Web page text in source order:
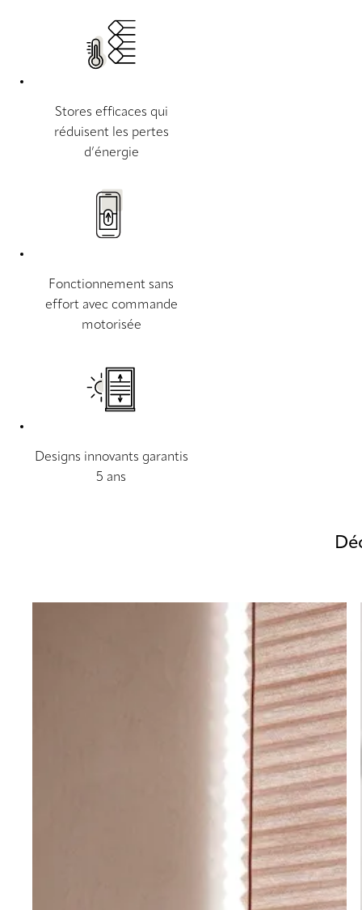
Stores efficaces qui
réduisent les pertes
d’énergie
Fonctionnement sans
effort avec commande
motorisée
Designs innovants garantis
5 ans